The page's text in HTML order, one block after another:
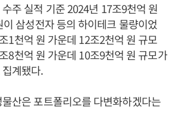
주 실적 기준 2024년 17조9천억 원
삼성전자 등의 하이테크 물량이었
1천억 원 가운데 12조2천억 원 규모
8천억 원 가운데 10조9천억 원 규모가
계됐다.
산은 포트폴리오를 다변화하겠다는